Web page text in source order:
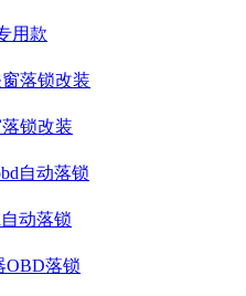
用款
锁改装
动落锁